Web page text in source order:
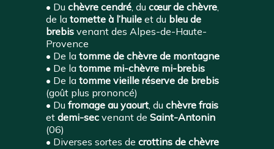
• Duchèvre cendré, ducœur de chèvre,
de latomette à l’huile et du bleu de
brebis venant des Alpes-de-Haute-
Provence
• De latomme de chèvre de montagne
• De latomme mi-chèvre mi-brebis
• De latomme vieille réserve de brebis
(goût plus prononcé)
• Dufromage au yaourt, duchèvre frais
etdemi-sec venant deSaint-Antonin
(06)
• Diverses sortes decrottins de chèvre